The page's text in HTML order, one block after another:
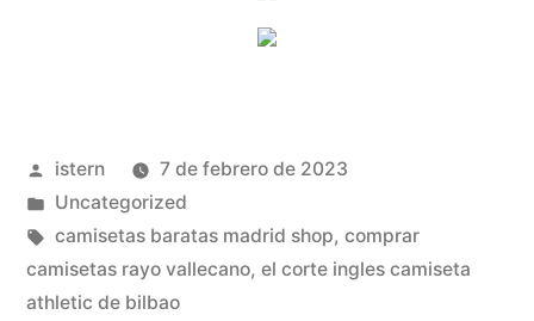
Publicado
por
istern
7 de febrero de 2023
Publicado
en
Uncategorized
Etiquetas:
camisetas baratas madrid shop, comprar
camisetas rayo vallecano, el corte ingles camiseta
athletic de bilbao